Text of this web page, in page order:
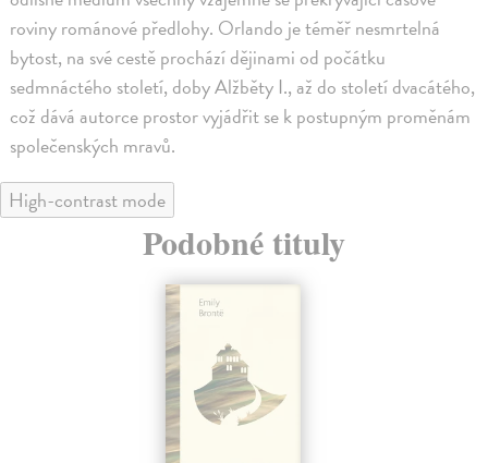
roviny románové předlohy. Orlando je téměř nesmrtelná
bytost, na své cestě prochází dějinami od počátku
sedmnáctého století, doby Alžběty I., až do století dvacátého,
což dává autorce prostor vyjádřit se k postupným proměnám
společenských mravů.
High-contrast mode
Podobné tituly